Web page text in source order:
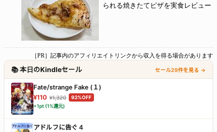
られる焼きたてピザを実食レビュー
［PR］記事内のアフィリエイトリンクから収入を得る場合があります
📚 本日のKindleセール セール29件を見る →
Fate/strange Fake (１)
¥110 ¥1,320
92%OFF
+1pt (1%還元)
アドルフに告ぐ 4